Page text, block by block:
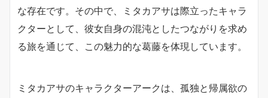
な存在です。その中で、ミタカアサは際立ったキャラ
クターとして、彼女自身の混沌としたつながりを求め
る旅を通じて、この魅力的な葛藤を体現しています。
ミタカアサのキャラクターアークは、孤独と帰属欲の